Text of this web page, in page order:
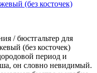
(без косточек)
/ бюстгальтер для
(без косточек)
период и
он словно невидимый.